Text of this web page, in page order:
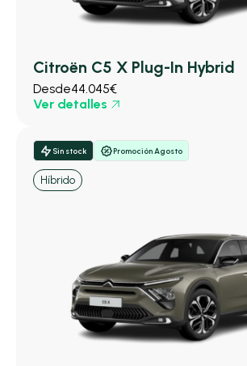
Citroën C5 X Plug-In Hybrid
Desde44.045€
Ver detalles
Sin stock Promoción Agosto
Híbrido